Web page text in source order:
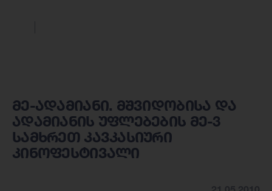
მე-ადამიანი. მშვიდობისა და
ადამიანის უფლებების მე-3
სამხრეთ კავკასიური
კინოფესტივალი